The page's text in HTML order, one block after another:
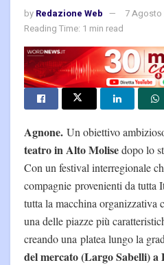
by Redazione Web
7 Agosto
Reading Time: 1 min read
Agnone. Un obiettivo
teatro in Alto Molisedopo lo
Con un festival interregionale
compagnie provenienti da tutta
tutta la macchina organizzativa
una delle piazze più
creando una platea lungo la
del mercato (Largo Sabelli) a